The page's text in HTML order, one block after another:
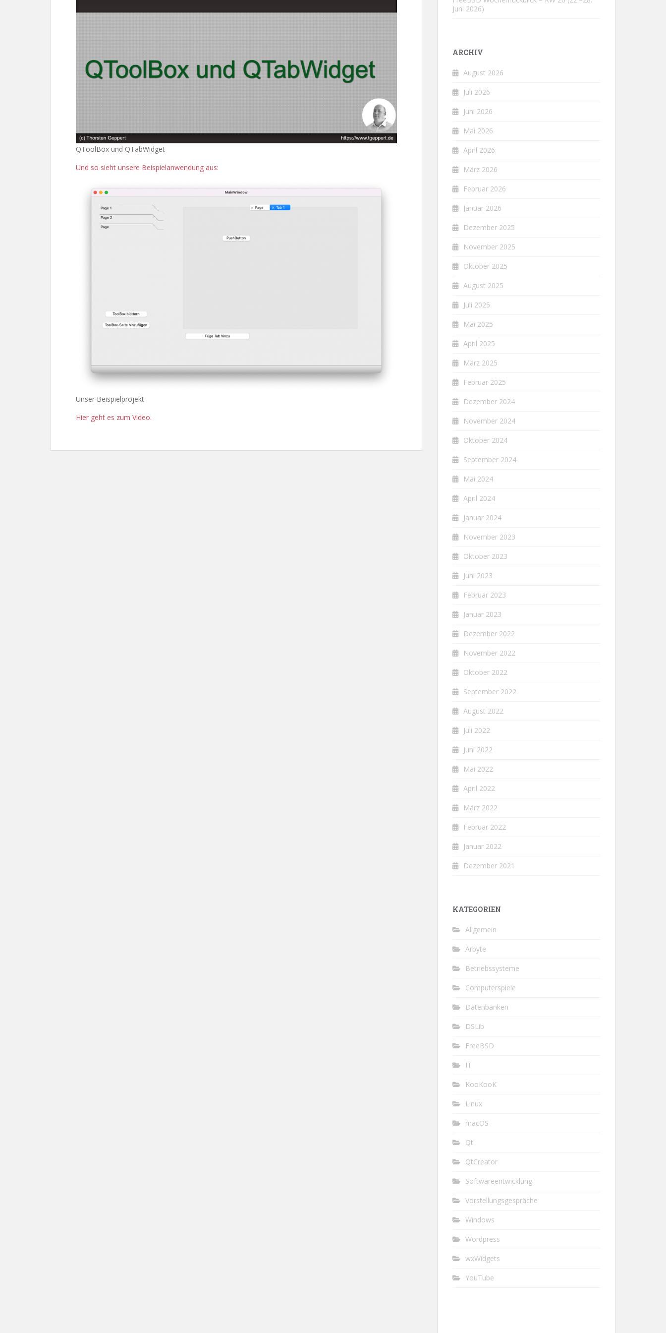
QToolBox und QTabWidget
Und so sieht unsere Beispielanwendung aus:
Unser Beispielprojekt
Hier geht es zum Video.
Juni 2026)
ARCHIV
August 2026
Juli 2026
Juni 2026
Mai 2026
April 2026
März 2026
Februar 2026
Januar 2026
Dezember 2025
November 2025
Oktober 2025
August 2025
Juli 2025
Mai 2025
April 2025
März 2025
Februar 2025
Dezember 2024
November 2024
Oktober 2024
September 2024
Mai 2024
April 2024
Januar 2024
November 2023
Oktober 2023
Juni 2023
Februar 2023
Januar 2023
Dezember 2022
November 2022
Oktober 2022
September 2022
August 2022
Juli 2022
Juni 2022
Mai 2022
April 2022
März 2022
Februar 2022
Januar 2022
Dezember 2021
KATEGORIEN
Allgemein
Arbyte
Betriebssysteme
Computerspiele
Datenbanken
DSLib
FreeBSD
IT
KooKooK
Linux
macOS
Qt
QtCreator
Softwareentwicklung
Vorstellungsgespräche
Windows
Wordpress
wxWidgets
YouTube